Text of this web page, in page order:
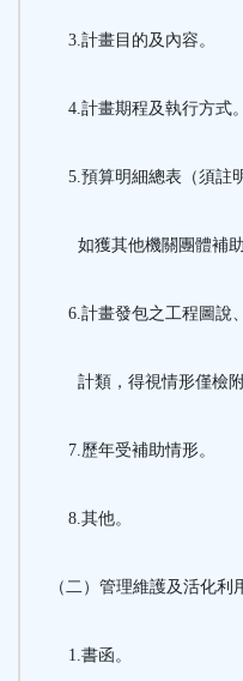
3.計畫目的及內容。
4.計畫期程及執行方式。
5.預算明細總表（須註明
如獲其他機關團體補助
6.計畫發包之工程圖說、
計類，得視情形僅檢附
7.歷年受補助情形。
8.其他。
（二）管理維護及活化利
1.書函。